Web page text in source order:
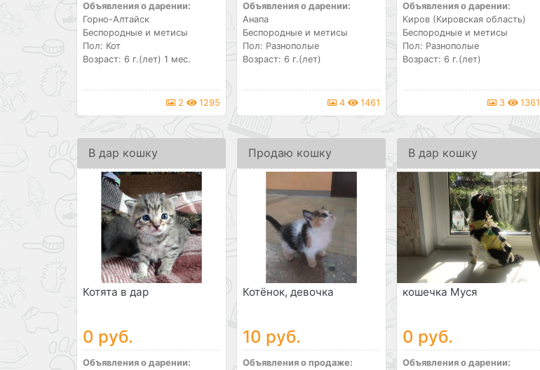
Объявления о дарении:
Горно-Алтайск
Беспородные и метисы
Пол: Кот
Возраст: 6 г.(лет) 1 мес.
2 1295
Объявления о дарении:
Анапа
Беспородные и метисы
Пол: Разнополые
Возраст: 6 г.(лет)
4 1461
Объявления о дарении:
Киров (Кировская область)
Беспородные и метисы
Пол: Разнополые
Возраст: 6 г.(лет)
3 1361
В дар кошку
Котята в дар
0 руб.
Объявления о дарении:
Продаю кошку
Котёнок, девочка
10 руб.
Объявления о продаже:
В дар кошку
кошечка Муся
0 руб.
Объявления о дарении: